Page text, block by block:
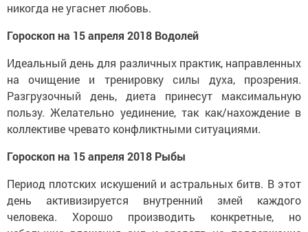
никогда не угаснет любовь.
Гороскоп на 15 апреля 2018 Водолей
Идеальный день для различных практик, направленных
на очищение и тренировку силы духа, прозрения.
Разгрузочный день, диета принесут максимальную
пользу. Желательно уединение, так как/нахождение в
коллективе чревато конфликтными ситуациями.
Гороскоп на 15 апреля 2018 Рыбы
Период плотских искушений и астральных битв. В этот
день активизируется внутренний змей каждого
человека. Хорошо производить конкретные, но